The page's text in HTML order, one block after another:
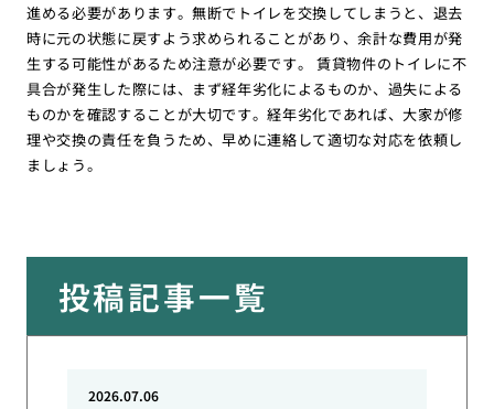
進める必要があります。無断でトイレを交換してしまうと、退去
時に元の状態に戻すよう求められることがあり、余計な費用が発
生する可能性があるため注意が必要です。 賃貸物件のトイレに不
具合が発生した際には、まず経年劣化によるものか、過失による
ものかを確認することが大切です。経年劣化であれば、大家が修
理や交換の責任を負うため、早めに連絡して適切な対応を依頼し
ましょう。
投稿記事一覧
2026.07.06